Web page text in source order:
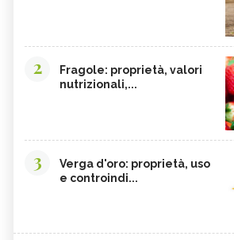
2
Fragole: proprietà, valori
nutrizionali,...
3
Verga d'oro: proprietà, uso
e controindi...